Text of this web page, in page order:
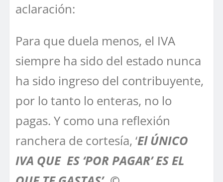
aclaración:
Para que duela menos, el IVA
siempre ha sido del estado nunca
ha sido ingreso del contribuyente,
por lo tanto lo enteras, no lo
pagas. Y como una reflexión
ranchera de cortesía, ‘El ÚNICO
IVA QUE ES ‘POR PAGAR’ ES EL